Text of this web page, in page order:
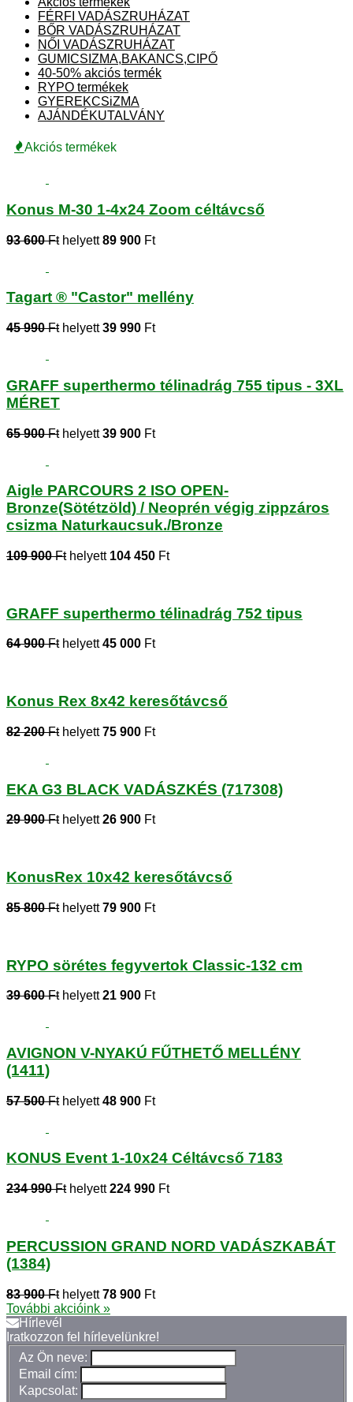
FÉRFI VADÁSZRUHÁZAT
BŐR VADÁSZRUHÁZAT
NŐI VADÁSZRUHÁZAT
GUMICSIZMA,BAKANCS,CIPŐ
40-50% akciós termék
RYPO termékek
GYEREKCSiZMA
AJÁNDÉKUTALVÁNY
Akciós termékek
Konus M-30 1-4x24 Zoom céltávcső
93 600 Fthelyett89 900 Ft
Tagart ® "Castor" mellény
45 990 Fthelyett39 990 Ft
GRAFF superthermo télinadrág 755 tipus - 3XL
MÉRET
65 900 Fthelyett39 900 Ft
Aigle PARCOURS 2 ISO OPEN-
Bronze(Sötétzöld) / Neoprén végig zippzáros
csizma Naturkaucsuk./Bronze
109 900 Fthelyett 104 450 Ft
GRAFF superthermo télinadrág 752 tipus
64 900 Fthelyett45 000 Ft
Konus Rex 8x42 keresőtávcső
82 200 Fthelyett75 900 Ft
EKA G3 BLACK VADÁSZKÉS (717308)
29 900 Fthelyett26 900 Ft
KonusRex 10x42 keresőtávcső
85 800 Fthelyett79 900 Ft
RYPO sörétes fegyvertok Classic-132 cm
39 600 Fthelyett21 900 Ft
AVIGNON V-NYAKÚ FŰTHETŐ MELLÉNY
(1411)
57 500 Fthelyett48 900 Ft
KONUS Event 1-10x24 Céltávcső 7183
234 990 Fthelyett224 990 Ft
PERCUSSION GRAND NORD VADÁSZKABÁT
(1384)
83 900 Fthelyett78 900 Ft
További akcióink »
Hírlevél
Iratkozzon fel hírlevelünkre!
Az Ön neve:
Email cím:
Kapcsolat: